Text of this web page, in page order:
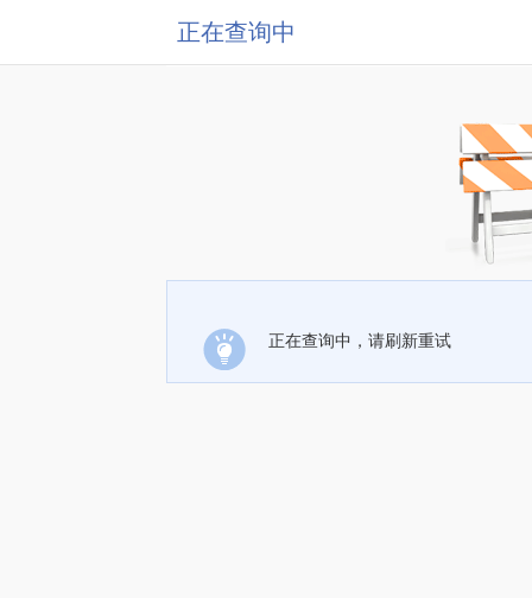
正在查询中
正在查询中，请刷新重试